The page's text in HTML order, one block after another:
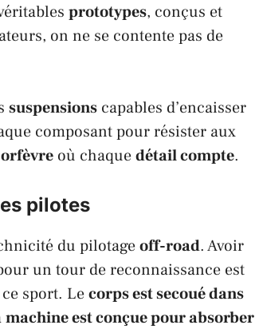
prototypes, conçus et
on ne se contente pas de
suspensions capables d’encaisser
composant pour résister aux
où chaquedétail compte.
pilotes
du pilotageoff-road. Avoir
un tour de reconnaissance est
ce sport. Lecorps est secoué dans
machine est conçue pour absorber